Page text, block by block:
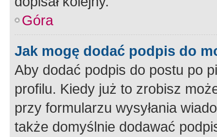
Góra
Jak mogę dodać podpis do
Aby dodać podpis do postu po
profilu. Kiedy już to zrobisz
przy formularzu wysyłania
także domyślnie dodawać